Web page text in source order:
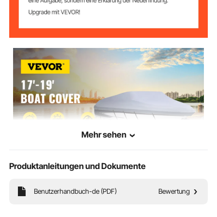
robuste Geräte und Werkzeuge zum Niedrigpreis anzubieten. Heute werden VEVOR
mit 10 Millionen Mitgliedern in mehr als 200 Ländern und Regionen dienen.
Warum VEVOR wählen?
Mehr sehen
Produktanleitungen und Dokumente
Benutzerhandbuch-de (PDF) Bewertung